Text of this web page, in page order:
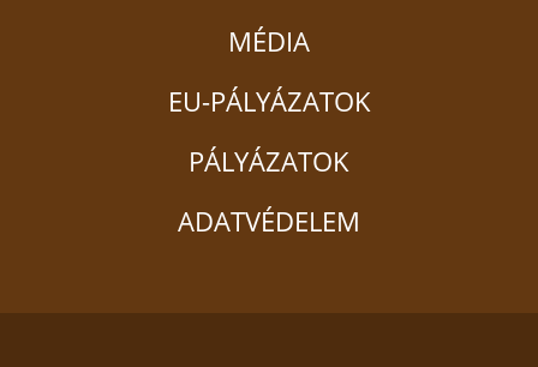
MÉDIA
EU-PÁLYÁZATOK
PÁLYÁZATOK
ADATVÉDELEM